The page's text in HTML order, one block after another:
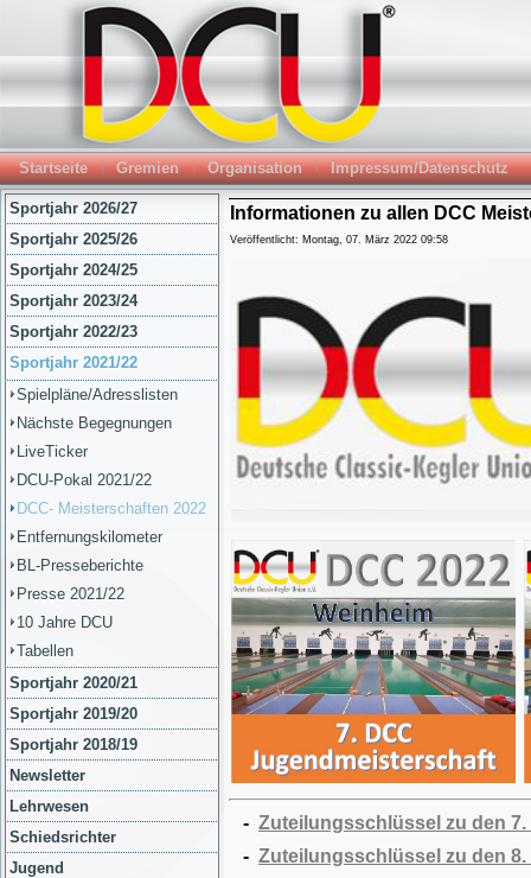
Startseite Gremien Organisation Impressum/Datenschutz
Sportjahr 2026/27
Sportjahr 2025/26
Sportjahr 2024/25
Sportjahr 2023/24
Sportjahr 2022/23
Sportjahr 2021/22
Spielpläne/Adresslisten
Nächste Begegnungen
LiveTicker
DCU-Pokal 2021/22
DCC- Meisterschaften 2022
Entfernungskilometer
BL-Presseberichte
Presse 2021/22
10 Jahre DCU
Tabellen
Sportjahr 2020/21
Sportjahr 2019/20
Sportjahr 2018/19
Newsletter
Lehrwesen
Schiedsrichter
Jugend
Informationen zu allen DCC
Veröffentlicht: Montag, 07. März 2022 09:58
- Zuteilungsschlüssel zu den 7.
- Zuteilungsschlüssel zu den 8.